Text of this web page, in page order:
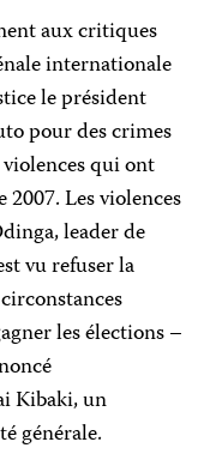
aux critiques
internationale
le président
pour des crimes
qui ont
Les violences
leader de
vu refuser la
les élections –
Kibaki, un
générale.